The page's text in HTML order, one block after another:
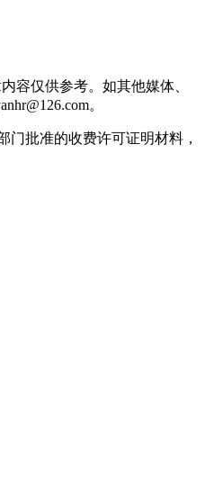
容仅供参考。如其他媒体、
。
批准的收费许可证明材料，